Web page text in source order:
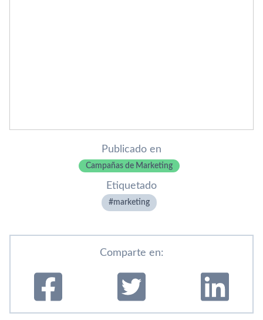
Publicado en
Campañas de Marketing
Etiquetado
marketing
Comparte en: